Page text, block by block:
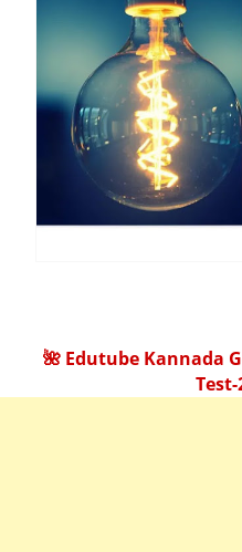
🌺 Edutube Kannada
Test-